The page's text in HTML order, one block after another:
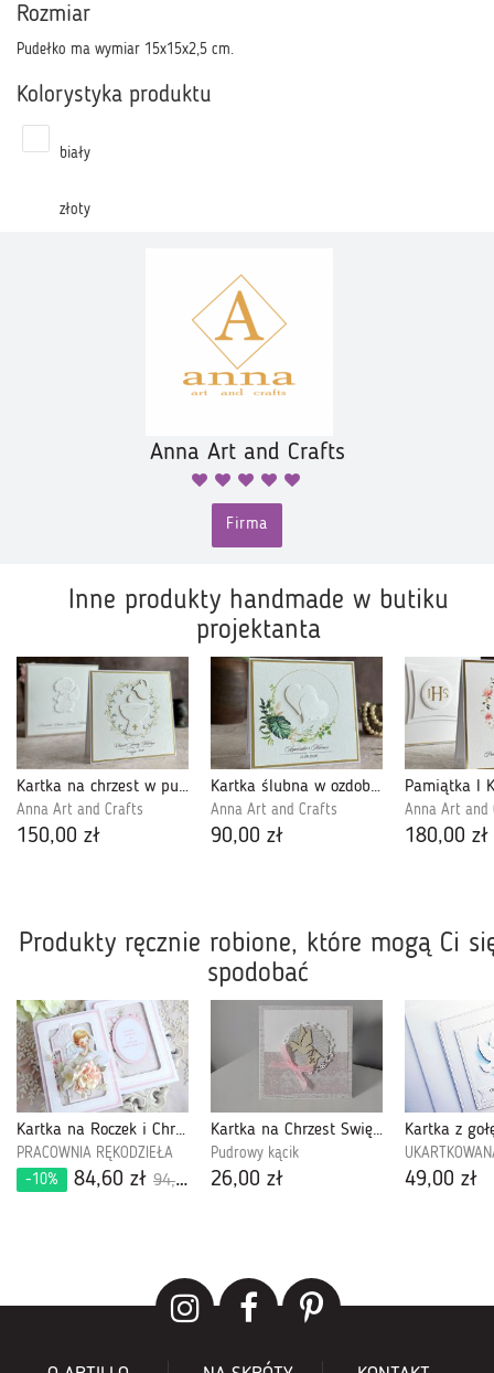
Rozmiar
Pudełko ma wymiar 15x15x2,5 cm.
Kolorystyka produktu
biały
złoty
Anna Art and Crafts
Firma
Inne produkty handmade w butiku
projektanta
Kartka na chrzest w pudełku z kopertą, 72A
Anna Art and Crafts
150,00 zł
Kartka ślubna w ozdobnej kopercie W 45
Anna Art and Crafts
90,00 zł
Anna Art and
180,00 zł
Produkty ręcznie robione, które mogą Ci
spodobać
Kartka na Roczek i Chrzest w pudełku 53
PRACOWNIA RĘKODZIEŁA
-10%
84,60 zł 94,00 zł
Kartka na Chrzest Święty z gołąbkiem i różowa kokardka
Pudrowy kącik
26,00 zł 49,00 zł